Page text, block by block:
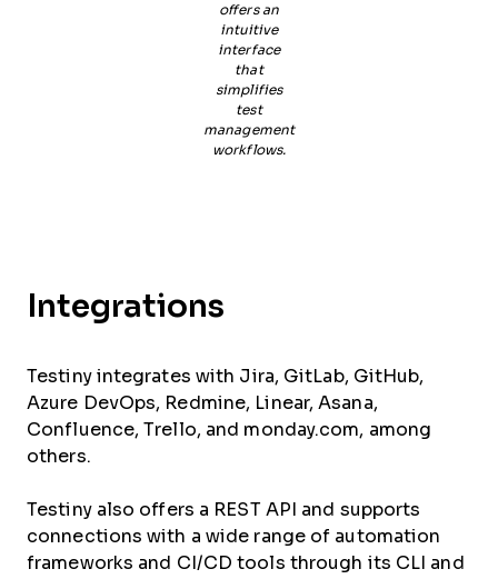
offers an
intuitive
interface
that
simplifies
test
management
workflows.
Integrations
Testiny integrates with Jira, GitLab, GitHub,
Azure DevOps, Redmine, Linear, Asana,
Confluence, Trello, and monday.com, among
others.
Testiny also offers a REST API and supports
connections with a wide range of automation
frameworks and CI/CD tools through its CLI and